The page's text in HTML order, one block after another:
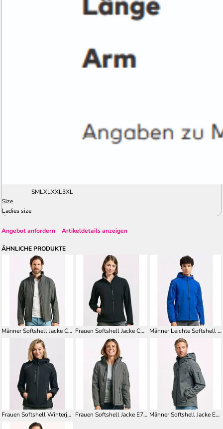
SMLXLXXL3XL
Size
Ladies size
Angebot anfordern Artikeldetails anzeigen
ÄHNLICHE PRODUKTE
Männer Softshell Jacke C+ E7820 Frauen Softshell Jacke C+ E7821 Männer Leichte Softshell Jacke E7830
Frauen Softshell Winterjacke E7865 Frauen Softshell Jacke E7855 Männer Softshell Jacke E7850